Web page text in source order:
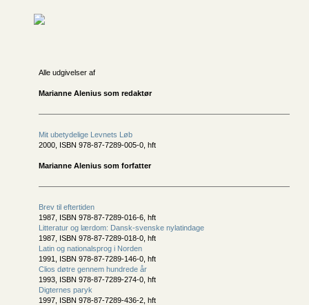
Alle udgivelser af
Marianne Alenius som redaktør
Mit ubetydelige Levnets Løb
2000, ISBN 978-87-7289-005-0, hft
Marianne Alenius som forfatter
Brev til eftertiden
1987, ISBN 978-87-7289-016-6, hft
Litteratur og lærdom: Dansk-svenske nylatindage
1987, ISBN 978-87-7289-018-0, hft
Latin og nationalsprog i Norden
1991, ISBN 978-87-7289-146-0, hft
Clios døtre gennem hundrede år
1993, ISBN 978-87-7289-274-0, hft
Digternes paryk
1997, ISBN 978-87-7289-436-2, hft